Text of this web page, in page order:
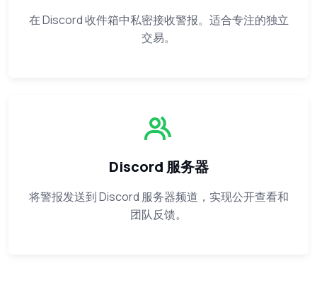
在 Discord 收件箱中私密接收警报。适合专注的独立
交易。
Discord 服务器
将警报发送到 Discord 服务器频道，实现公开查看和
团队反馈。